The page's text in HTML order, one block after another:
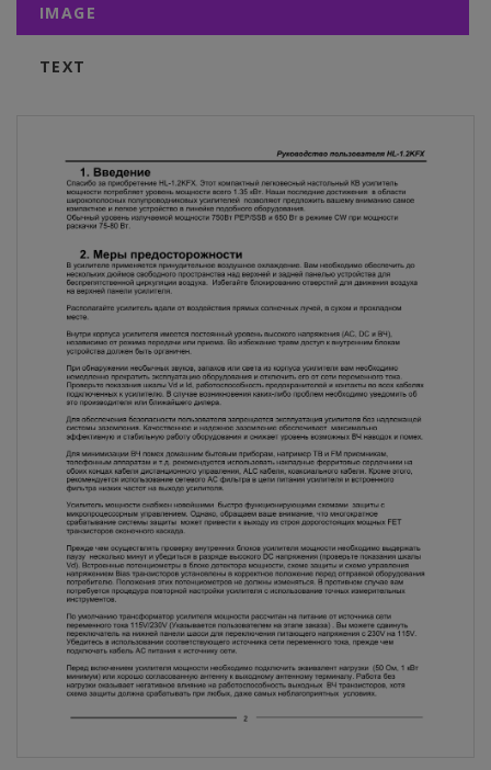
IMAGE
TEXT